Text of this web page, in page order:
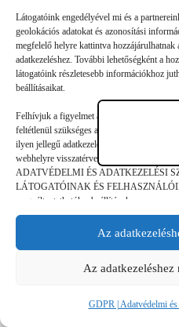
Látogatóink engedélyével mi és a
geolokációs adatokat és azonosítási
megfelelő helyre kattintva hozzájárulhatnak
adatkezeléshez. További lehetőségként a
látogatóink részletesebb információkhoz
beállításaikat.
Felhívjuk a figyelmet arra, hogy a
feltétlenül szükséges az érintett
ilyen jellegű adatkezelés ellen. A beállítások
webhelyre visszatérve vagy az
ADATVÉDELMI ÉS ADATKEZELÉSI
LÁTOGATÓINAK ÉS
megváltoztathatók a beállítások.
Az
Az
GDPR | Adatvédelmi és
kisgyereknél akár egy
következményekkel járhat, ezért
PEOPLE TEAM-táborokban
©
legjobbtaborok.hu
szabályzat